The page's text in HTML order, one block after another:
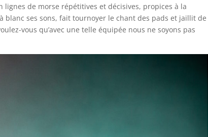
de morse répétitives et décisives, propices à la
ses sons, fait tournoyer le chant des pads et jaillit de
vous qu’avec une telle équipée nous ne soyons pas